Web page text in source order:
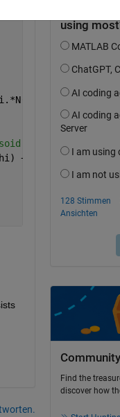
)^2 +
+ 1));
Find the
discover how